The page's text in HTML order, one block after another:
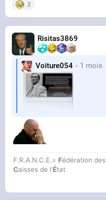
2
Risitas3869
Voiture054 1 mois
F.R.A.N.C.E.= Fédération des
Caisses de l'État